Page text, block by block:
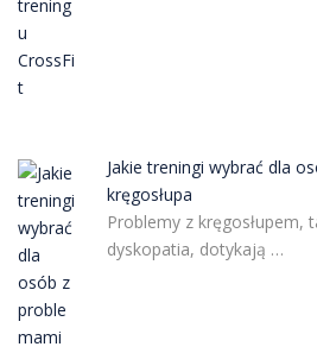
Jakie treningi wybrać dla
kręgosłupa
Problemy z kręgosłupem,
dyskopatia, dotykają …